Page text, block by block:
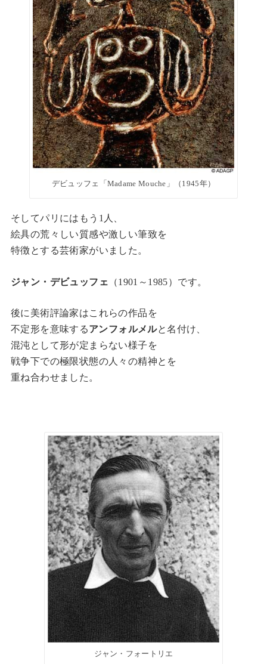
デビュッフェ「Madame Mouche」（1945年）
そしてパリにはもう1人、
絵具の荒々しい質感や激しい筆致を
特徴とする芸術家がいました。
ジャン・デビュッフェ （1901～1985）です。
後に美術評論家はこれらの作品を
不定形を意味するアンフォルメルと名付け、
混沌として形が定まらない様子を
戦争下での極限状態の人々の精神とを
重ね合わせました。
ジャン・フォートリエ